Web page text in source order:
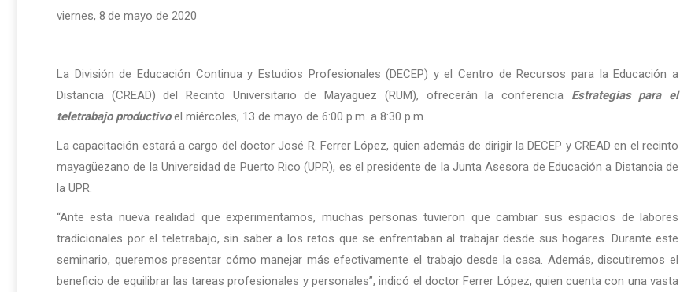
viernes, 8 de mayo de 2020
La División de Educación Continua y Estudios Profesionales (DECEP) y el Centro de Recursos para la Educación a
Distancia (CREAD) del Recinto Universitario de Mayagüez (RUM), ofrecerán la conferencia Estrategias para el
teletrabajo productivoel miércoles, 13 de mayo de 6:00 p.m. a 8:30 p.m.
La capacitación estará a cargo del doctor José R. Ferrer López, quien además de dirigir la DECEP y CREAD en el recinto
mayagüezano de la Universidad de Puerto Rico (UPR), es el presidente de la Junta Asesora de Educación a Distancia de
la UPR.
“Ante esta nueva realidad que experimentamos, muchas personas tuvieron que cambiar sus espacios de labores
tradicionales por el teletrabajo, sin saber a los retos que se enfrentaban al trabajar desde sus hogares. Durante este
seminario, queremos presentar cómo manejar más efectivamente el trabajo desde la casa. Además, discutiremos el
beneficio de equilibrar las tareas profesionales y personales”, indicó el doctor Ferrer López, quien cuenta con una vasta